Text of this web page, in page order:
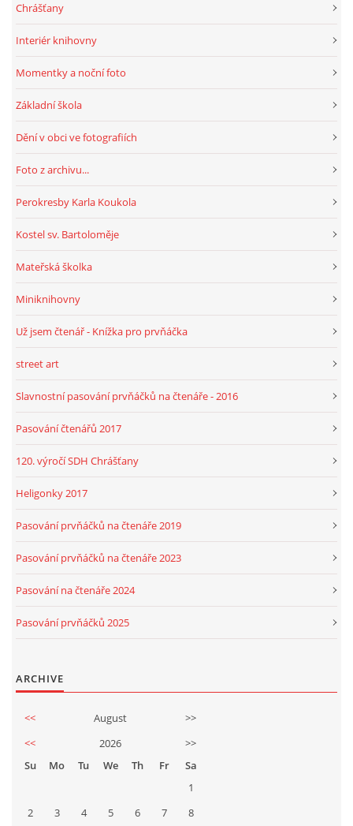
Chrášťany
Interiér knihovny
Momentky a noční foto
Základní škola
Dění v obci ve fotografiích
Foto z archivu...
Perokresby Karla Koukola
Kostel sv. Bartoloměje
Mateřská školka
Miniknihovny
Už jsem čtenář - Knížka pro prvňáčka
street art
Slavnostní pasování prvňáčků na čtenáře - 2016
Pasování čtenářů 2017
120. výročí SDH Chrášťany
Heligonky 2017
Pasování prvňáčků na čtenáře 2019
Pasování prvňáčků na čtenáře 2023
Pasování na čtenáře 2024
Pasování prvňáčků 2025
ARCHIVE
<< August
>>
<<
2026
>>
Su
Mo Tu We Th Fr
Sa
1
2
3 4 5 6 7 8